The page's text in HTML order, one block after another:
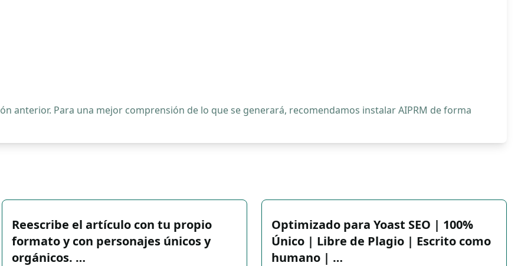
anterior. Para una mejor comprensión de lo que se generará, recomendamos instalar AIPRM de forma
Reescribe el artículo con tu propio
formato y con personajes únicos y
orgánicos. …
Optimizado para Yoast SEO | 100%
Único | Libre de Plagio | Escrito como
humano | …